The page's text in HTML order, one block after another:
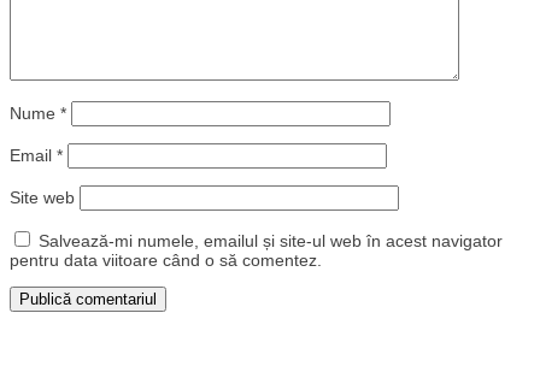
Nume *
Email *
Site web
Salvează-mi numele, emailul și site-ul web în acest navigator
pentru data viitoare când o să comentez.